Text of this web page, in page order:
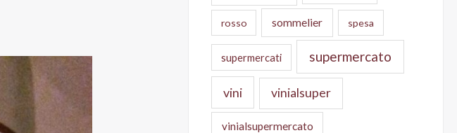
rosso sommelier spesa
supermercati supermercato
vini vinialsuper
vinialsupermercato